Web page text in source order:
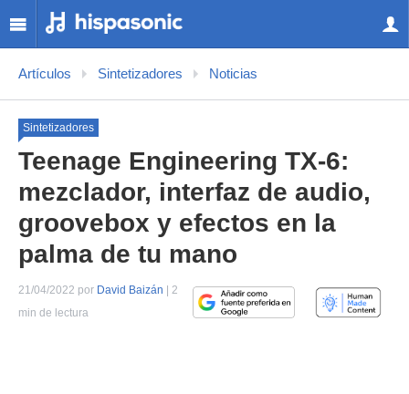
Artículos Sintetizadores Noticias
Sintetizadores
Teenage Engineering TX-6:
mezclador, interfaz de audio,
groovebox y efectos en la
palma de tu mano
21/04/2022 por David Baizán | 2
min de lectura